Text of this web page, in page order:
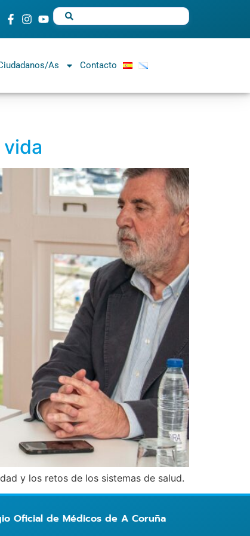
as Contacto
y los retos de los sistemas de salud.
Oficial de Médicos de A Coruña